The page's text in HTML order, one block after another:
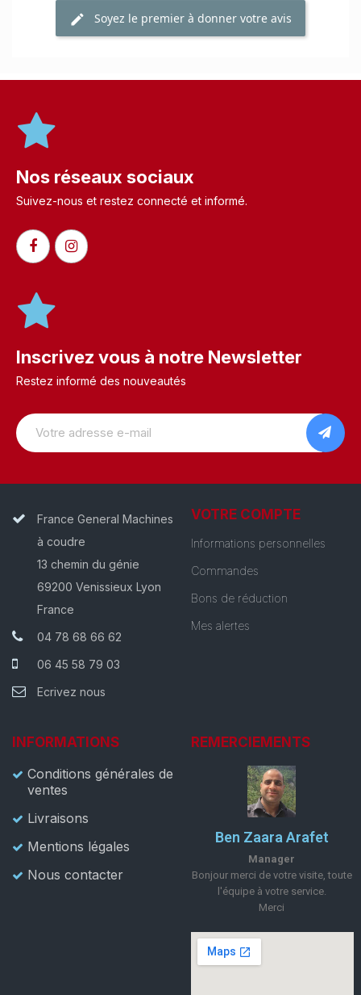
Soyez le premier à donner votre avis
Nos réseaux sociaux
Suivez-nous et restez connecté et informé.​
Inscrivez vous à notre Newsletter
Restez informé des nouveautés
France General Machines
à coudre
13 chemin du génie
69200 Venissieux Lyon
France
04 78 68 66 62
06 45 58 79 03
Ecrivez nous
VOTRE COMPTE
Informations personnelles
Commandes
Bons de réduction
Mes alertes
INFORMATIONS
Conditions générales de
ventes
Livraisons
Mentions légales
Nous contacter
REMERCIEMENTS
Ben Zaara Arafet
Manager
Bonjour merci de votre visite, toute
l'équipe à votre service.
Merci